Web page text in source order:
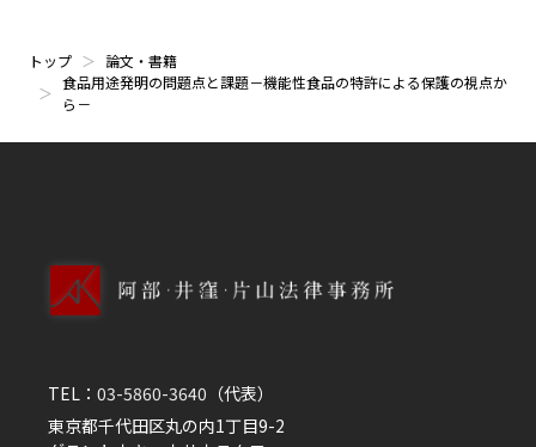
トップ
論文・書籍
食品用途発明の問題点と課題－機能性食品の特許による保護の視点か
ら－
TEL： 03-5860-3640 （代表）
東京都千代田区丸の内1丁目9-2